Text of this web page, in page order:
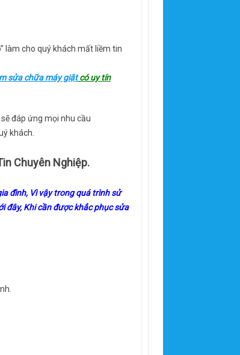
làm cho quý khách mất liềm tin
sửa chữa máy giặtcó uy tín
đáp ứng mọi nhu cầu
khách.
Chuyên Nghiệp.
đình, Vì vậy trong quá trình sử
đây, Khi cần được khắc phục sửa